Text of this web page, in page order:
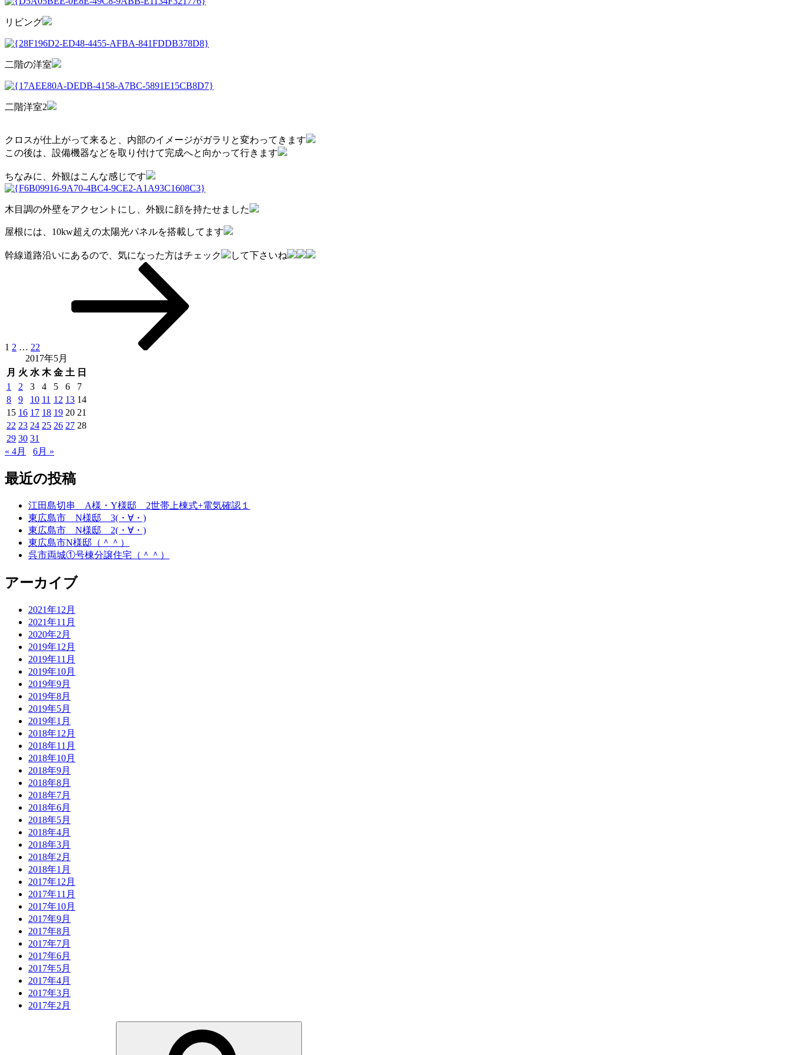
リビング
二階の洋室
二階洋室2
クロスが仕上がって来ると、内部のイメージがガラリと変わってきます
この後は、設備機器などを取り付けて完成へと向かって行きます
ちなみに、外観はこんな感じです
木目調の外壁をアクセントにし、外観に顔を持たせました
屋根には、10kw超えの太陽光パネルを搭載してます
幹線道路沿いにあるので、気になった方はチェック して下さいね
ゲ
ー
シ
ョ
ン
1 2 … 22
2017年5月
月 火 水 木 金 土 日
1
2 3 4 5 6
7
8
9 10 11 12 13 14
15 16 17 18 19 20 21
22 23 24 25 26 27 28
29 30 31
« 4月
6月 »
最近の投稿
江田島切串 A様・Y様邸 2世帯上棟式+電気確認１
東広島市 N様邸 3(・∀・)
東広島市 N様邸 2(・∀・)
東広島市N様邸（＾＾）
呉市両城①号棟分譲住宅（＾＾）
アーカイブ
2021年12月
2021年11月
2020年2月
2019年12月
2019年11月
2019年10月
2019年9月
2019年8月
2019年5月
2019年1月
2018年12月
2018年11月
2018年10月
2018年9月
2018年8月
2018年7月
2018年6月
2018年5月
2018年4月
2018年3月
2018年2月
2018年1月
2017年12月
2017年11月
2017年10月
2017年9月
2017年8月
2017年7月
2017年6月
2017年5月
2017年4月
2017年3月
2017年2月